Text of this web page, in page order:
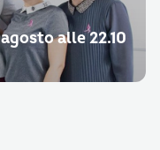
alle 22.10